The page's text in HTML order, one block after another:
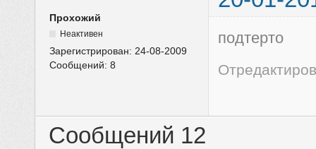
Прохожий
Неактивен
Зарегистрирован: 24-08-2009
Сообщений:8
подтерто
Сообщений 12